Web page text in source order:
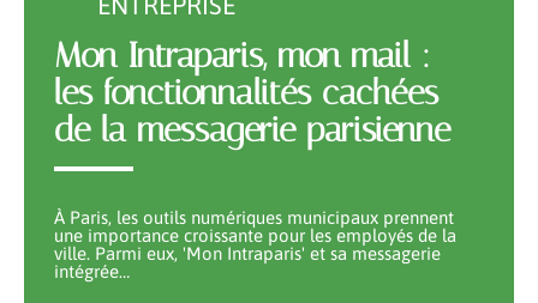
Mon Intraparis, mon mail :
les fonctionnalités cachées
de la messagerie parisienne
À Paris, les outils numériques municipaux prennent
une importance croissante pour les employés de la
ville. Parmi eux, 'Mon Intraparis' et sa messagerie
intégrée…